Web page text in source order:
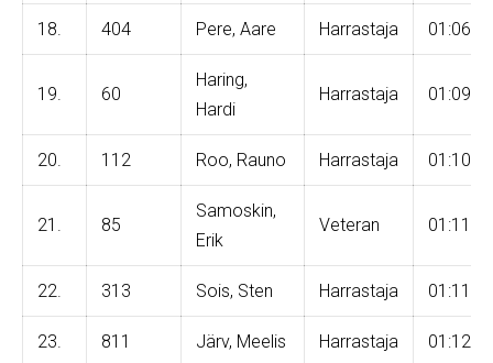
18. 404 Pere, Aare Harrastaja
19. 60
Haring,
Hardi
Harrastaja
20. 112 Roo, Rauno Harrastaja
21. 85
Samoskin,
Erik
Veteran
22. 313 Sois, Sten Harrastaja
23. 811 Järv, Meelis Harrastaja